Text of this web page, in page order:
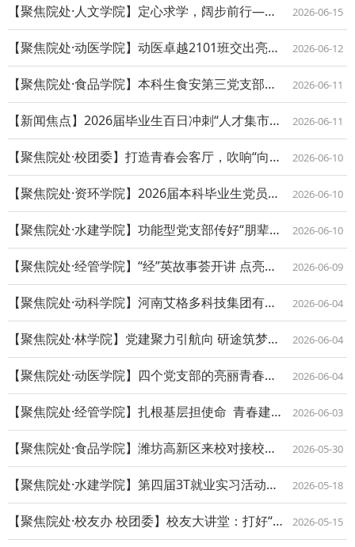
【聚焦院处·人文学院】定心求学，阔步前行——社会学2201班全员就业
2026-06-15
【聚焦院处·动医学院】动医卓越2101班交出亮眼“毕业成绩单” 2026-06-12
【聚焦院处·食品学院】本科生食安第三党支部连续三年实现毕业生100%高质量就业 2026-06-11
【新闻焦点】2026届毕业生百日冲刺“人才集市”招聘活动举办 2026-06-11
【聚焦院处·校团委】打造青春会客厅，吹响“向西”集结号 2026-06-10
【聚焦院处·资环学院】2026届本科毕业生党员实现100%高质量就业 2026-06-10
【聚焦院处·水建学院】功能型党支部传好“朋辈就业经” 2026-06-10
【聚焦院处·经管学院】“经”英故事荟开讲 点亮成长前路 2026-06-09
【聚焦院处·动科学院】河南艾格多科技集团有限公司捐赠暨就业实习基地授牌仪式举行 2026-06-04
【聚焦院处·林学院】党建聚力引航向 研途筑梦启新程 ——研究生就业经验分享系列活... 2026-06-04
【聚焦院处·动医学院】四个党支部的亮丽青春答卷 2026-06-04
【聚焦院处·经管学院】扎根基层担使命 青春建功绽芳华 2026-06-03
【聚焦院处·食品学院】潍坊高新区来校对接校地企合作 2026-05-30
【聚焦院处·水建学院】第四届3T就业实习活动启动 2026-05-18
【聚焦院处·校友办 校团委】校友大讲堂：打好“宽基础”，跨界就业不是难事 2026-05-15